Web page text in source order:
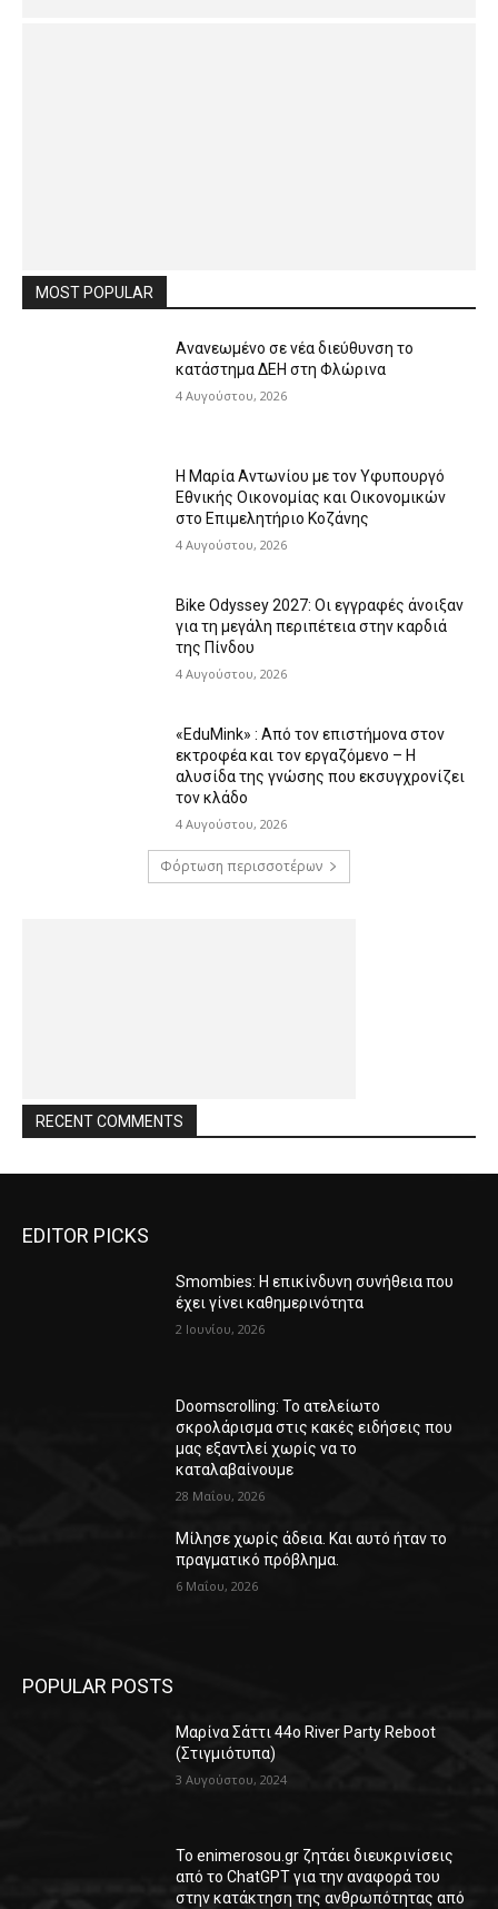
MOST POPULAR
Ανανεωμένο σε νέα διεύθυνση το
κατάστημα ΔΕΗ στη Φλώρινα
4 Αυγούστου, 2026
Η Μαρία Αντωνίου με τον Υφυπουργό
Εθνικής Οικονομίας και Οικονομικών
στο Επιμελητήριο Κοζάνης
4 Αυγούστου, 2026
Bike Odyssey 2027: Οι εγγραφές άνοιξαν
για τη μεγάλη περιπέτεια στην καρδιά
της Πίνδου
4 Αυγούστου, 2026
«EduMink» : Από τον επιστήμονα στον
εκτροφέα και τον εργαζόμενο – Η
αλυσίδα της γνώσης που εκσυγχρονίζει
τον κλάδο
4 Αυγούστου, 2026
Φόρτωση περισσοτέρων
RECENT COMMENTS
EDITOR PICKS
Smombies: Η επικίνδυνη συνήθεια που
έχει γίνει καθημερινότητα
2 Ιουνίου, 2026
Doomscrolling: Το ατελείωτο
σκρολάρισμα στις κακές ειδήσεις που
μας εξαντλεί χωρίς να το
καταλαβαίνουμε
28 Μαΐου, 2026
Μίλησε χωρίς άδεια. Και αυτό ήταν το
πραγματικό πρόβλημα.
6 Μαΐου, 2026
POPULAR POSTS
Μαρίνα Σάττι 44o River Party Reboot
(Στιγμιότυπα)
3 Αυγούστου, 2024
Το enimerosou.gr ζητάει διευκρινίσεις
από το ChatGPT για την αναφορά του
στην κατάκτηση της ανθρωπότητας από